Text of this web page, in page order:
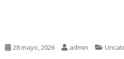
28 mayo, 2026 admin